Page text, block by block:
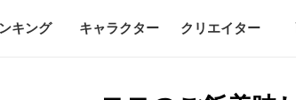
キング キャラクター クリエイター